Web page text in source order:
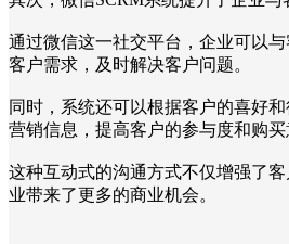
通过微信这一社交平台，企业可以
客户需求，及时解决客户问题。
同时，系统还可以根据客户的喜好
营销信息，提高客户的参与度和购买
这种互动式的沟通方式不仅增强了
业带来了更多的商业机会。